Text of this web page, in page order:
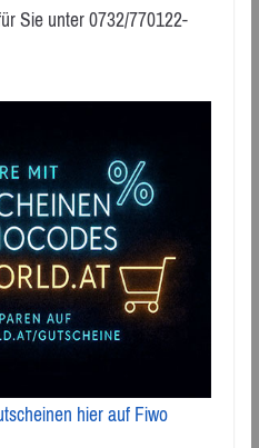
Sie unter 0732/770122-
hier auf Fiwo